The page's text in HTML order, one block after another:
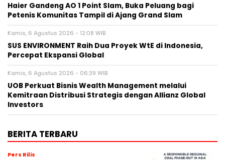
Haier Gandeng AO 1 Point Slam, Buka Peluang bagi
Petenis Komunitas Tampil di Ajang Grand Slam
Kamis, 6 Agustus 2026 - 12:08 WIB
SUS ENVIRONMENT Raih Dua Proyek WtE di Indonesia,
Percepat Ekspansi Global
Kamis, 6 Agustus 2026 - 06:39 WIB
UOB Perkuat Bisnis Wealth Management melalui
Kemitraan Distribusi Strategis dengan Allianz Global
Investors
BERITA TERBARU
Pers Rilis